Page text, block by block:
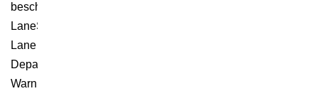
beschikbare
LaneSense®
Lane
Departure
Warning